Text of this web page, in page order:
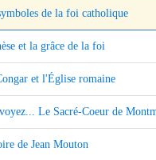
de la foi catholique
et la grâce de la foi
et l'Église romaine
Le Sacré-Coeur de
de Jean Mouton